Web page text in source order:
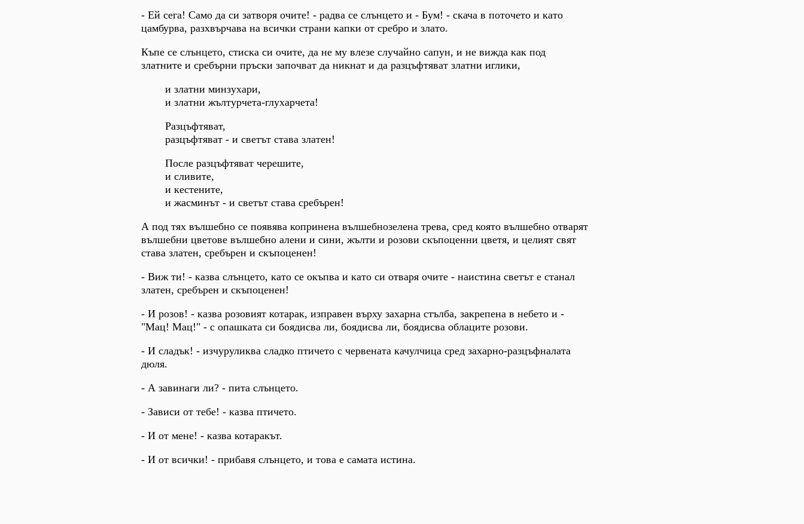
- Ей сега! Само да си затворя очите! - радва се слънцето и - Бум! - скача в поточето и като
цамбурва, разхвърчава на всички страни капки от сребро и злато.
Къпе се слънцето, стиска си очите, да не му влезе случайно сапун, и не вижда как под
златните и сребърни пръски започват да никнат и да разцъфтяват златни иглики,
и златни минзухари,
и златни жълтурчета-глухарчета!
Разцъфтяват,
разцъфтяват - и светът става златен!
После разцъфтяват черешите,
и сливите,
и кестените,
и жасминът - и светът става сребърен!
А под тях вълшебно се появява копринена вълшебнозелена трева, сред която вълшебно отварят
вълшебни цветове вълшебно алени и сини, жълти и розови скъпоценни цветя, и целият свят
става златен, сребърен и скъпоценен!
- Виж ти! - казва слънцето, като се окъпва и като си отваря очите - наистина светът е станал
златен, сребърен и скъпоценен!
- И розов! - казва розовият котарак, изправен върху захарна стълба, закрепена в небето и -
"Мац! Мац!" - с опашката си боядисва ли, боядисва ли, боядисва облаците розови.
- И сладък! - изчуруликва сладко птичето с червената качулчица сред захарно-разцъфналата
дюля.
- А завинаги ли? - пита слънцето.
- Зависи от тебе! - казва птичето.
- И от мене! - казва котаракът.
- И от всички! - прибавя слънцето, и това е самата истина.